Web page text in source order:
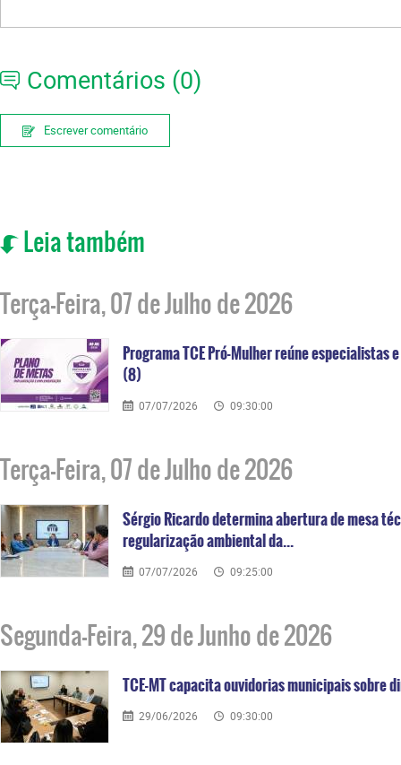
Comentários (0)
Escrever comentário
Leia também
Terça-Feira, 07 de Julho de 2026
Programa TCE Pró-Mulher reúne
(8)
07/07/2026 09:30:00
Terça-Feira, 07 de Julho de 2026
Sérgio Ricardo determina abertura de mesa
regularização ambiental da...
07/07/2026 09:25:00
Segunda-Feira, 29 de Junho de 2026
TCE-MT capacita ouvidorias municipais sobre
29/06/2026 09:30:00